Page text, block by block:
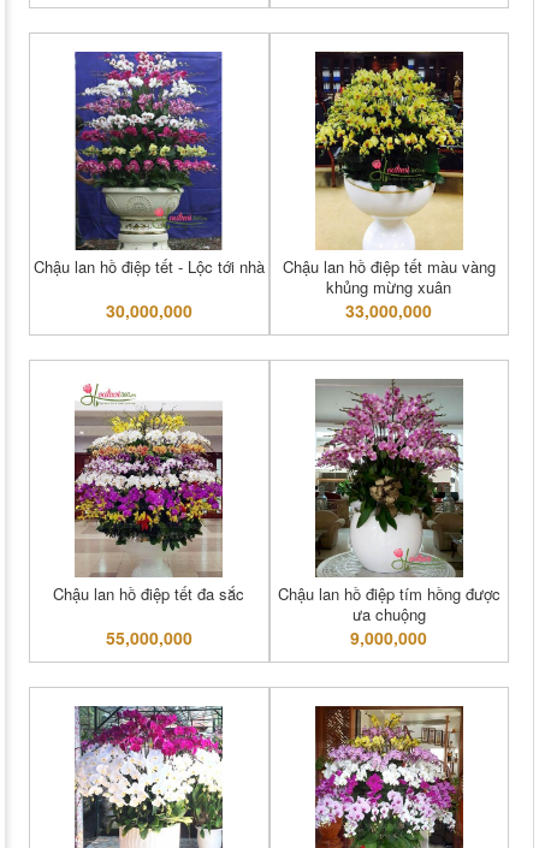
Chậu lan hồ điệp tết - Lộc tới nhà
30,000,000
Chậu lan hồ điệp tết màu vàng
khủng mừng xuân
33,000,000
Chậu lan hồ điệp tết đa sắc
55,000,000
Chậu lan hồ điệp tím hồng được
ưa chuộng
9,000,000